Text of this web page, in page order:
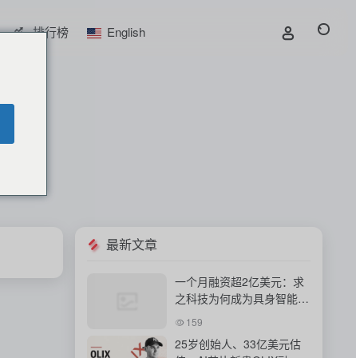
排行榜 English
最新文章
一个月融资超2亿美元：求
之科技为何成为具身智能资
本新宠？
159
25岁创始人、33亿美元估